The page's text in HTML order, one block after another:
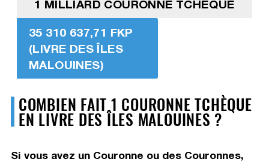
1 MILLIARD COURONNE TCHÈQUE
35 310 637,71 FKP
(LIVRE DES ÎLES
MALOUINES)
COMBIEN FAIT 1 COURONNE TCHÈQUE
EN LIVRE DES ÎLES MALOUINES ?
Si vous avez un Couronne ou des Couronnes,